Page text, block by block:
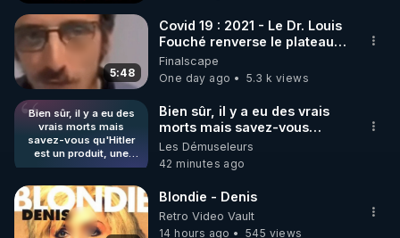
5:48
Covid 19 : 2021 - Le Dr. Louis
Fouché renverse le plateau
de CNews !
Finalscape
One day ago
5.3 k views
Bien sûr, il y a eu des
vrais morts mais
savez-vous qu'Hitler
est un produit, une
mise en scène des
prendre le contrôle de
l'Europe ? Je
m'explique : Ils ont
créé un personnage
Bien sûr, il y a eu des vrais
morts mais savez-vous
qu'Hitler est un produit, une
mise en scène des
Etazuniens pour prendre le
contrôle de l'Europe ? Je
personnage pour éliminer
Les Démuseleurs
42 minutes ago
Blondie - Denis
Retro Video Vault
14 hours ago
545 views